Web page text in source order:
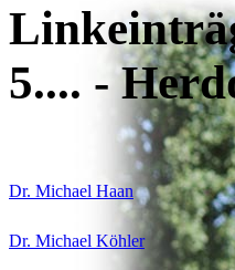
5.... -
Dr. Michael Haan
Dr. Michael Köhler